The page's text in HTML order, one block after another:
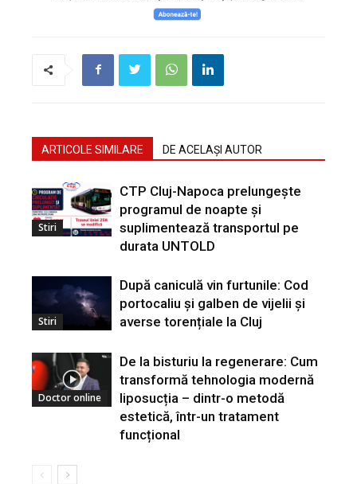
ARTICOLE SIMILARE DE ACELAȘI AUTOR
Stiri
CTP Cluj-Napoca prelungește
programul de noapte și
suplimentează transportul pe
durata UNTOLD
Stiri
După caniculă vin furtunile: Cod
portocaliu și galben de vijelii și
averse torențiale la Cluj
Doctor online
De la bisturiu la regenerare: Cum
transformă tehnologia modernă
liposucția – dintr-o metodă
estetică, într-un tratament
funcțional